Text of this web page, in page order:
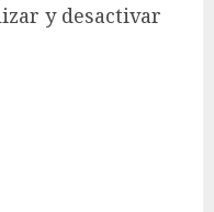
y desactivar